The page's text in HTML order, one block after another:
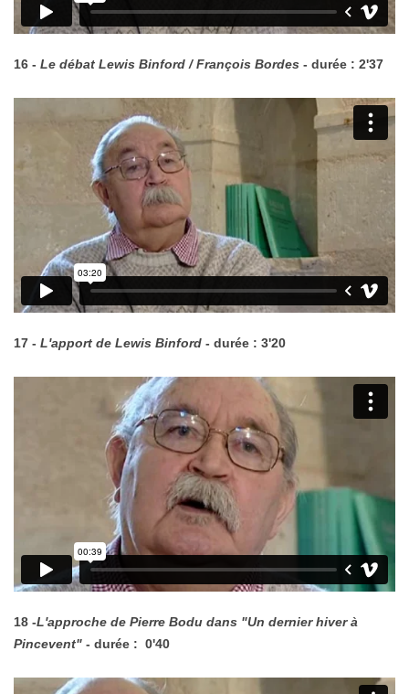
16 - Le débat Lewis Binford / François Bordes - durée : 2'37
17 - L'apport de Lewis Binford - durée : 3'20
18 -L'approche de Pierre Bodu dans "Un dernier hiver à
Pincevent" - durée : 0'40